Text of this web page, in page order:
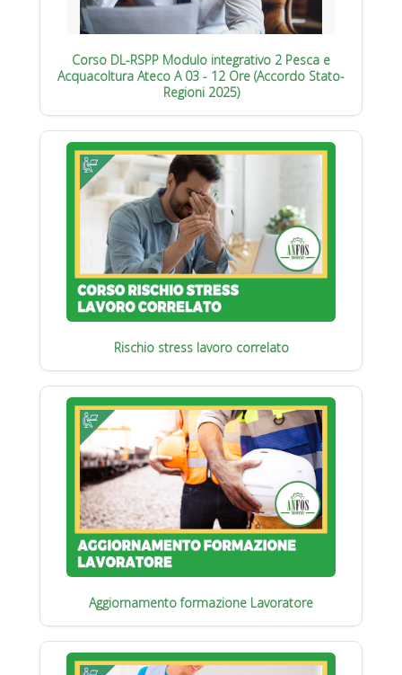
Corso DL-RSPP Modulo integrativo 2 Pesca e
Acquacoltura Ateco A 03 - 12 Ore (Accordo Stato-
Regioni 2025)
Rischio stress lavoro correlato
Aggiornamento formazione Lavoratore